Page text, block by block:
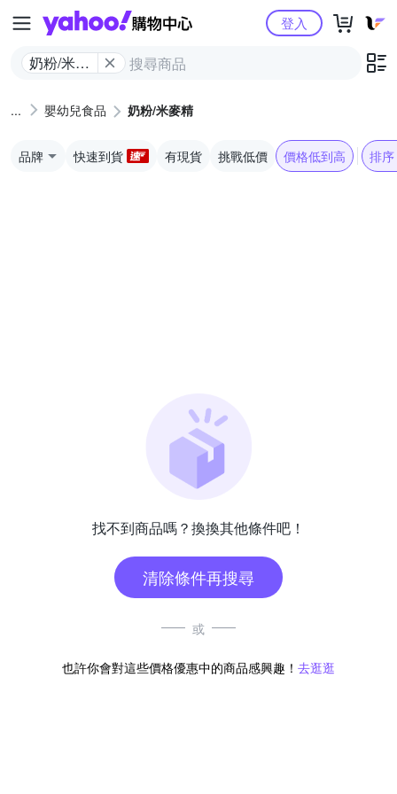
Yahoo購物中心
奶粉/米麥
登入
嬰幼兒食品 奶粉/米麥精
品牌 快速到貨 有現貨 挑戰低價 價格低到高 排序
找不到商品嗎？換換其他條件吧！
清除條件再搜尋
或
也許你會對這些價格優惠中的商品感興趣！ 去逛逛